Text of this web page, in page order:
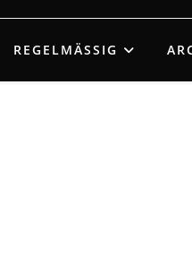
REGELMÄSSIG